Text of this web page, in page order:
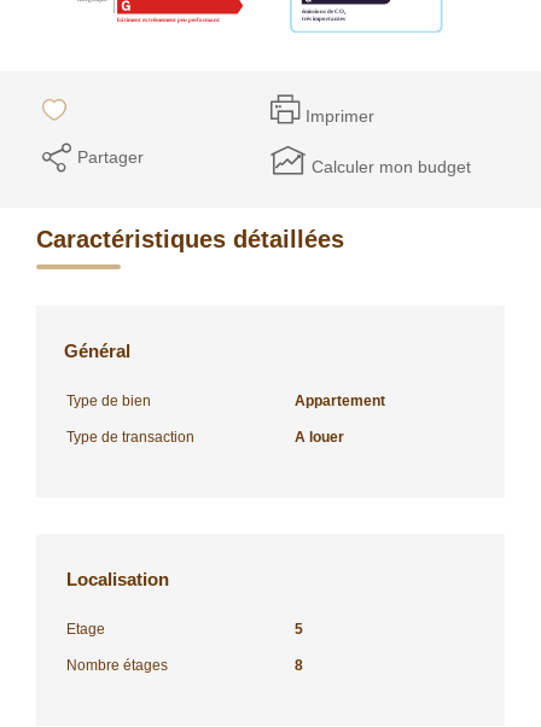
Imprimer
Partager Calculer mon budget
Caractéristiques détaillées
Général
Type de bien Appartement
Type de transaction A louer
Localisation
Etage 5
Nombre étages 8